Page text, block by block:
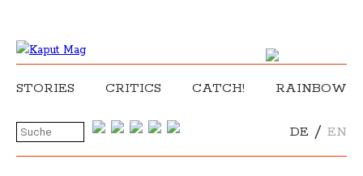
STORIES CRITICS CATCH! RAINBOW
DE / EN